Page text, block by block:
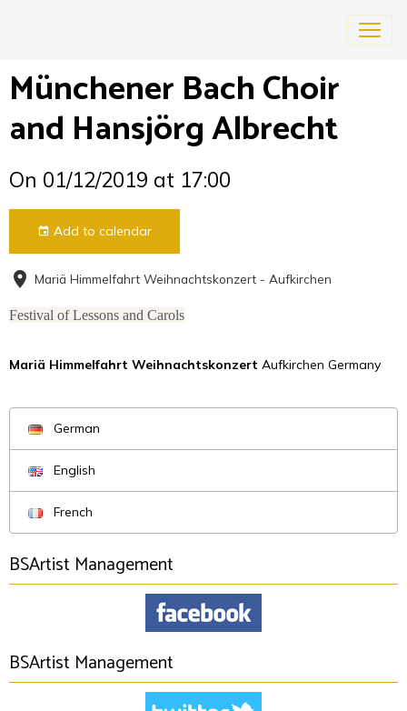
Münchener Bach Choir
and Hansjörg Albrecht
On 01/12/2019 at 17:00
Add to calendar
Mariä Himmelfahrt Weihnachtskonzert - Aufkirchen
Festival of Lessons and Carols
Mariä Himmelfahrt Weihnachtskonzert Aufkirchen Germany
German
English
French
BSArtist Management
BSArtist Management